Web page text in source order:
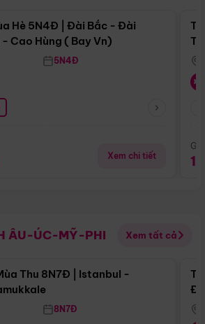
Hè 5N4Đ | Đài Bắc - Đài
Cao Hùng ( Bay Vn)
5N4Đ
Xem chi tiết
ÂU-ÚC-MỸ-PHI Xem tất cả
Điểm nổi bật
Thu 8N7Đ | Istanbul -
8N7Đ